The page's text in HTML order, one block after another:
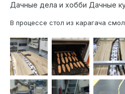
Дачные дела и хобби Дачные
В процессе стол из карагача